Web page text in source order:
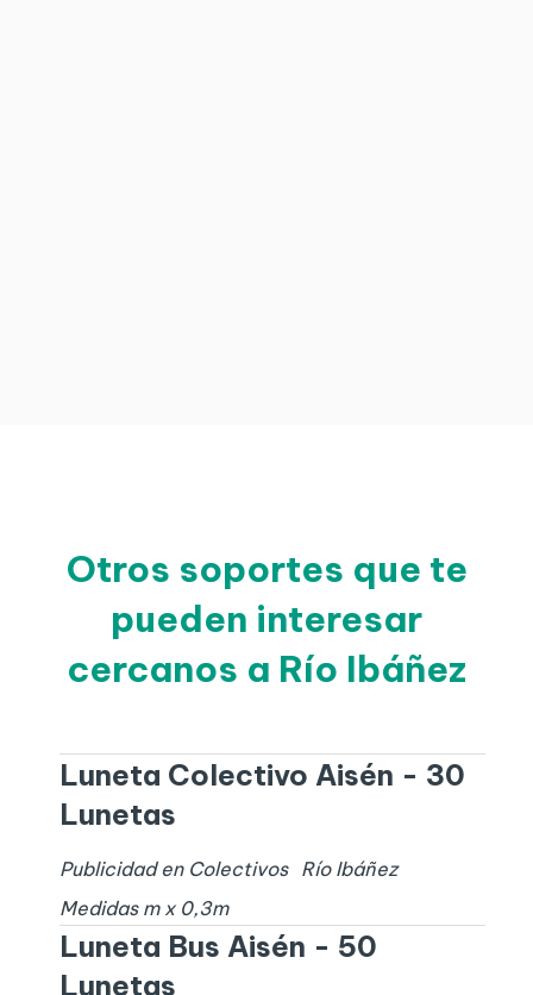
Otros soportes que te
pueden interesar
cercanos a Río Ibáñez
Luneta Colectivo Aisén - 30
Lunetas
Publicidad en Colectivos
Río Ibáñez
Medidas m x 0,3m
Luneta Bus Aisén - 50
Lunetas